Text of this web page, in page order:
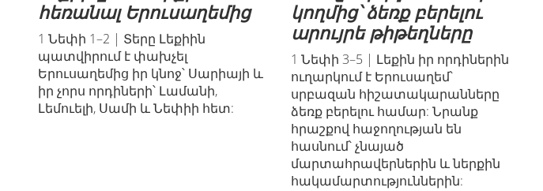
հեռանալ Երուսաղեմից
1 Նեփի 1–2 | Տերը Լեքիին
պատվիրում է փախչել
Երուսաղեմից իր կնոջ՝ Սարիայի և
իր չորս որդիների՝ Լամանի,
Լեմուելի, Սամի և Նեփիի հետ:
կողմից՝ ձեռք բերելու
արույրե թիթեղները
1 Նեփի 3–5 | Լեքին իր որդիներին
ուղարկում է Երուսաղեմ՝
սրբազան հիշատակարանները
ձեռք բերելու համար: Նրանք
հրաշքով հաջողության են
հասնում՝ չնայած
մարտահրավերներին և ներքին
հակամարտություններին: